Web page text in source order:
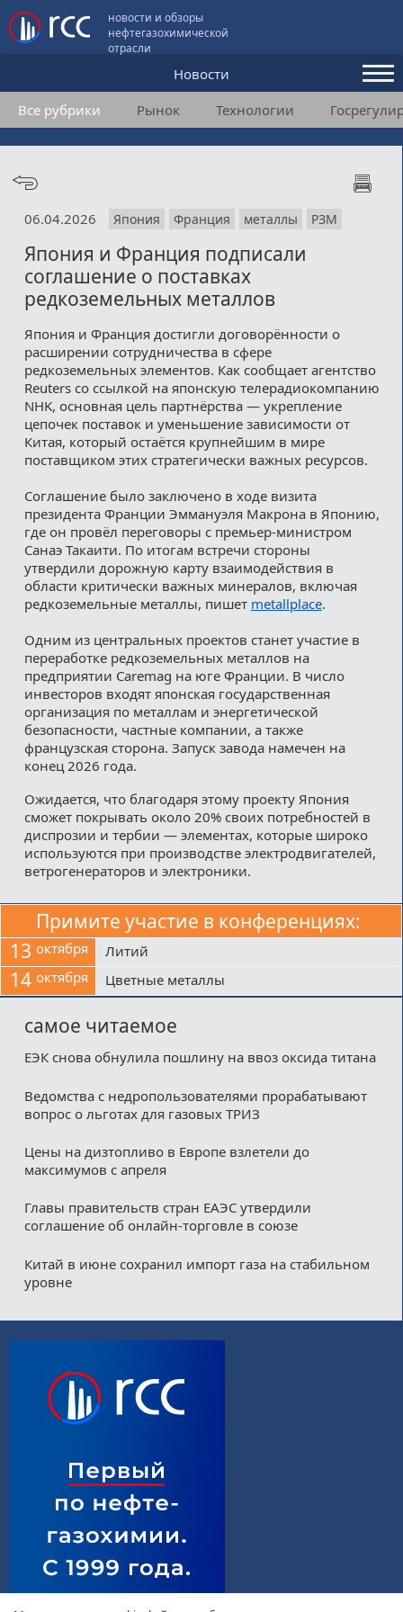
новости и обзоры
нефтегазохимической
отрасли
Новости
Аналитика и мнения
Конференции
Подписка
Пользовательское соглашение
Медиакит
Контакты
Все рубрики Рынок Технологии
06.04.2026 Япония Франция металлы РЗМ
Япония и Франция подписали
соглашение о поставках
редкоземельных металлов
Япония и Франция достигли договорённости о
расширении сотрудничества в сфере
редкоземельных элементов. Как сообщает агентство
Reuters со ссылкой на японскую телерадиокомпанию
NHK, основная цель партнёрства — укрепление
цепочек поставок и уменьшение зависимости от
Китая, который остаётся крупнейшим в мире
поставщиком этих стратегически важных ресурсов.
Соглашение было заключено в ходе визита
президента Франции Эммануэля Макрона в Японию,
где он провёл переговоры с премьер-министром
Санаэ Такаити. По итогам встречи стороны
утвердили дорожную карту взаимодействия в
области критически важных минералов, включая
редкоземельные металлы, пишет metallplace.
Одним из центральных проектов станет участие в
переработке редкоземельных металлов на
предприятии Caremag на юге Франции. В число
инвесторов входят японская государственная
организация по металлам и энергетической
безопасности, частные компании, а также
французская сторона. Запуск завода намечен на
конец 2026 года.
Ожидается, что благодаря этому проекту Япония
сможет покрывать около 20% своих потребностей в
диспрозии и тербии — элементах, которые широко
используются при производстве электродвигателей,
ветрогенераторов и электроники.
Примите участие в конференциях:
13 октября Литий
14 октября Цветные металлы
самое читаемое
ЕЭК снова обнулила пошлину на ввоз оксида титана
Ведомства с недропользователями прорабатывают
вопрос о льготах для газовых ТРИЗ
Цены на дизтопливо в Европе взлетели до
максимумов с апреля
Главы правительств стран ЕАЭС утвердили
соглашение об онлайн-торговле в союзе
Китай в июне сохранил импорт газа на стабильном
уровне